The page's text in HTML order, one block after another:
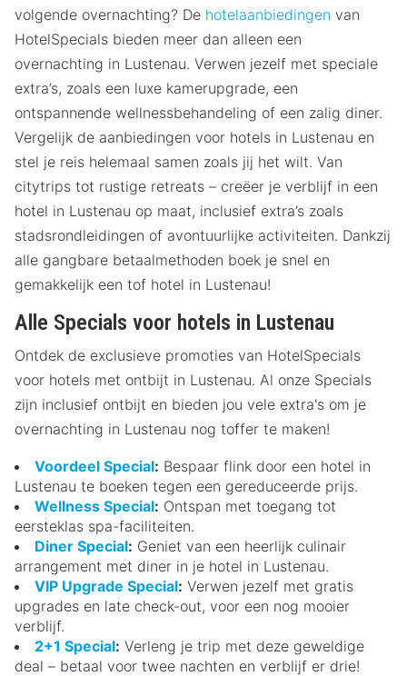
volgende overnachting? De hotelaanbiedingen van
HotelSpecials bieden meer dan alleen een
overnachting in Lustenau. Verwen jezelf met speciale
extra’s, zoals een luxe kamerupgrade, een
ontspannende wellnessbehandeling of een zalig diner.
Vergelijk de aanbiedingen voor hotels in Lustenau en
stel je reis helemaal samen zoals jij het wilt. Van
citytrips tot rustige retreats – creëer je verblijf in een
hotel in Lustenau op maat, inclusief extra’s zoals
stadsrondleidingen of avontuurlijke activiteiten. Dankzij
alle gangbare betaalmethoden boek je snel en
gemakkelijk een tof hotel in Lustenau!
Alle Specials voor hotels in Lustenau
Ontdek de exclusieve promoties van HotelSpecials
voor hotels met ontbijt in Lustenau. Al onze Specials
zijn inclusief ontbijt en bieden jou vele extra's om je
overnachting in Lustenau nog toffer te maken!
Voordeel Special: Bespaar flink door een hotel in
Lustenau te boeken tegen een gereduceerde prijs.
Wellness Special: Ontspan met toegang tot
eersteklas spa-faciliteiten.
Diner Special: Geniet van een heerlijk culinair
arrangement met diner in je hotel in Lustenau.
VIP Upgrade Special: Verwen jezelf met gratis
upgrades en late check-out, voor een nog mooier
verblijf.
2+1 Special: Verleng je trip met deze geweldige
deal – betaal voor twee nachten en verblijf er drie!